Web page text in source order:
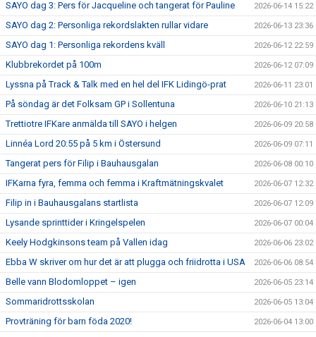
SAYO dag 3: Pers för Jacqueline och tangerat för Pauline 2026-06-14 15:22
SAYO dag 2: Personliga rekordslakten rullar vidare 2026-06-13 23:36
SAYO dag 1: Personliga rekordens kväll 2026-06-12 22:59
Klubbrekordet på 100m 2026-06-12 07:09
Lyssna på Track & Talk med en hel del IFK Lidingö-prat 2026-06-11 23:01
På söndag är det Folksam GP i Sollentuna 2026-06-10 21:13
Trettiotre IFKare anmälda till SAYO i helgen 2026-06-09 20:58
Linnéa Lord 20:55 på 5 km i Östersund 2026-06-09 07:11
Tangerat pers för Filip i Bauhausgalan 2026-06-08 00:10
IFKarna fyra, femma och femma i Kraftmätningskvalet 2026-06-07 12:32
Filip in i Bauhausgalans startlista 2026-06-07 12:09
Lysande sprinttider i Kringelspelen 2026-06-07 00:04
Keely Hodgkinsons team på Vallen idag 2026-06-06 23:02
Ebba W skriver om hur det är att plugga och friidrotta i USA 2026-06-06 08:54
Belle vann Blodomloppet – igen 2026-06-05 23:14
Sommaridrottsskolan 2026-06-05 13:04
Provträning för barn föda 2020! 2026-06-04 13:00